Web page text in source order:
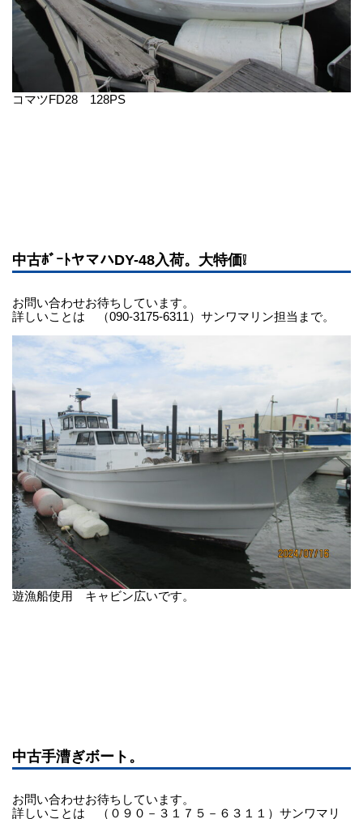
コマツFD28 128PS
中古ﾎﾞｰﾄヤマハDY-48入荷。大特価❕
お問い合わせお待ちしています。
詳しいことは （090-3175-6311）サンワマリン担当まで。
遊漁船使用 キャビン広いです。
中古手漕ぎボート。
お問い合わせお待ちしています。
詳しいことは （０９０－３１７５－６３１１）サンワマリ